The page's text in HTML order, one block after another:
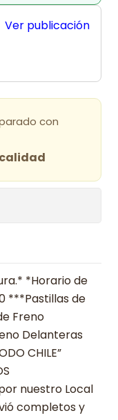
Ver publicación
con
*Horario de
***Pastillas de
Freno
Delanteras
CHILE”
por nuestro Local
completos y